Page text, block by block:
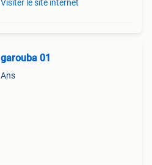
Visiter le site internet
garouba 01
Ans